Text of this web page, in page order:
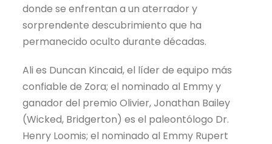
donde se enfrentan a un aterrador y
sorprendente descubrimiento que ha
permanecido oculto durante décadas.
Ali es Duncan Kincaid, el líder de equipo más
confiable de Zora; el nominado al Emmy y
ganador del premio Olivier, Jonathan Bailey
(Wicked, Bridgerton) es el paleontólogo Dr.
Henry Loomis; el nominado al Emmy Rupert